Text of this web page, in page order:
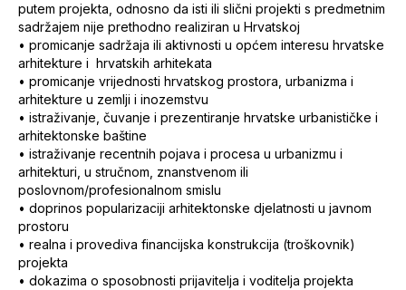
putem projekta, odnosno da isti ili slični projekti s predmetnim
sadržajem nije prethodno realiziran u Hrvatskoj
• promicanje sadržaja ili aktivnosti u općem interesu hrvatske
arhitekture i hrvatskih arhitekata
• promicanje vrijednosti hrvatskog prostora, urbanizma i
arhitekture u zemlji i inozemstvu
• istraživanje, čuvanje i prezentiranje hrvatske urbanističke i
arhitektonske baštine
• istraživanje recentnih pojava i procesa u urbanizmu i
arhitekturi, u stručnom, znanstvenom ili
poslovnom/profesionalnom smislu
• doprinos popularizaciji arhitektonske djelatnosti u javnom
prostoru
• realna i provediva financijska konstrukcija (troškovnik)
projekta
• dokazima o sposobnosti prijavitelja i voditelja projekta